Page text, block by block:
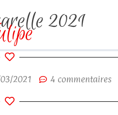
2021
2021 4 commentaires